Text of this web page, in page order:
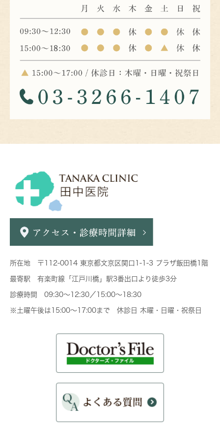
所在地 〒112-0014 東京都文京区関口1-1-3 プラザ飯田橋1階
最寄駅 有楽町線「江戸川橋」駅3番出口より徒歩3分
診療時間 09:30～12:30／15:00～18:30
※土曜午後は15:00～17:00まで 休診日 木曜・日曜・祝祭日